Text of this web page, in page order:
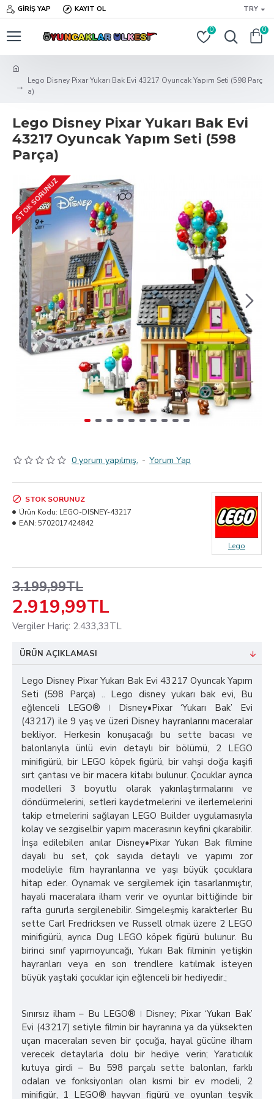
GIRIŞ YAP KAYIT OL TRY
0 0
Lego Disney Pixar Yukarı Bak Evi 43217 Oyuncak Yapım Seti (598 Parç
a)
Lego Disney Pixar Yukarı Bak Evi
43217 Oyuncak Yapım Seti (598
Parça)
STOK SORUNUZ
0 yorum yapılmış. - Yorum Yap
2.919,99TL
3.199,99TL
Vergiler Hariç: 2.433,33TL
STOK SORUNUZ
Ürün Kodu: LEGO-DISNEY-43217
EAN: 5702017424842
Lego
ÜRÜN AÇIKLAMASI
Lego Disney Pixar Yukarı Bak Evi 43217 Oyuncak Yapım
Seti (598 Parça) .. Lego disney yukarı bak evi, Bu
eğlenceli LEGO® ǀ Disney•Pixar ‘Yukarı Bak’ Evi
(43217) ile 9 yaş ve üzeri Disney hayranlarını maceralar
bekliyor. Herkesin konuşacağı bu sette bacası ve
balonlarıyla ünlü evin detaylı bir bölümü, 2 LEGO
minifigürü, bir LEGO köpek figürü, bir vahşi doğa kaşifi
sırt çantası ve bir macera kitabı bulunur. Çocuklar ayrıca
modelleri 3 boyutlu olarak yakınlaştırmalarını ve
döndürmelerini, setleri kaydetmelerini ve ilerlemelerini
takip etmelerini sağlayan LEGO Builder uygulamasıyla
kolay ve sezgiselbir yapım macerasının keyfini çıkarabilir.
İnşa edilebilen anılar Disney•Pixar Yukarı Bak filmine
dayalı bu set, çok sayıda detaylı ve yapımı zor
modeliyle film hayranlarına ve yaşı büyük çocuklara
hitap eder. Oynamak ve sergilemek için tasarlanmıştır,
hayali maceralara ilham verir ve oyunlar bittiğinde bir
rafta gururla sergilenebilir. Simgeleşmiş karakterler Bu
sette Carl Fredricksen ve Russell olmak üzere 2 LEGO
minifigürü, ayrıca Dug LEGO köpek figürü bulunur. Bu
birinci sınıf yapımoyuncağı, Yukarı Bak filminin yetişkin
hayranları veya en son trendlere katılmak isteyen
büyük yaştaki çocuklar için eğlenceli bir hediyedir.;
Sınırsız ilham – Bu LEGO® ǀ Disney; Pixar ‘Yukarı Bak’
Evi (43217) setiyle filmin bir hayranına ya da yüksekten
uçan maceraları seven bir çocuğa, hayal gücüne ilham
verecek detaylarla dolu bir hediye verin; Yaratıcılık
kutuya girdi – Bu 598 parçalı sette balonları, farklı
odaları ve fonksiyonları olan kısmi bir ev modeli, 2
minifigür, 1 LEGO® hayvan figürü ve oyunları teşvik